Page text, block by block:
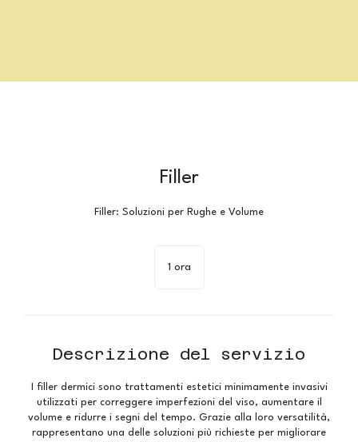
Filler
Filler: Soluzioni per Rughe e Volume
1 ora
Descrizione del servizio
I filler dermici sono trattamenti estetici minimamente invasivi
utilizzati per correggere imperfezioni del viso, aumentare il
volume e ridurre i segni del tempo. Grazie alla loro versatilità,
rappresentano una delle soluzioni più richieste per migliorare